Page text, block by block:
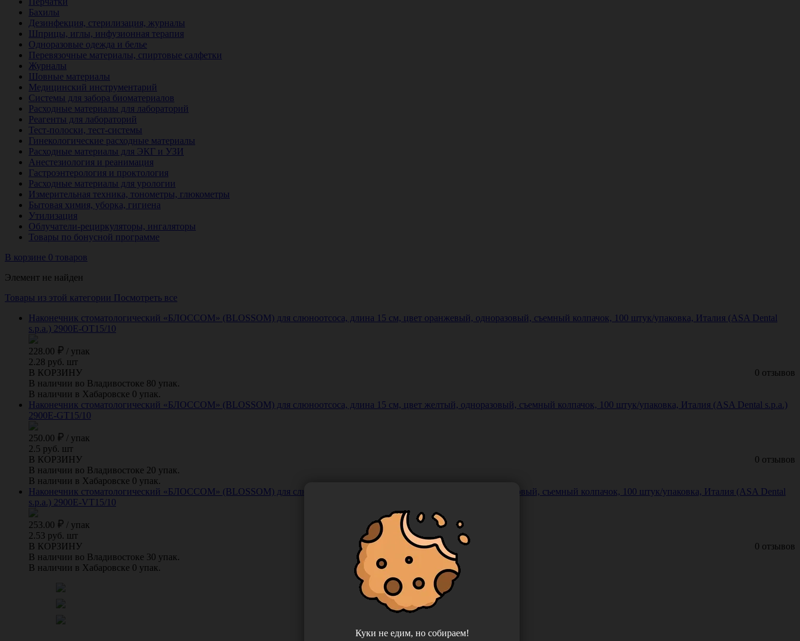
Бахилы
Дезинфекция, стерилизация, журналы
Шприцы, иглы, инфузионная терапия
Одноразовые одежда и белье
Перевязочные материалы, спиртовые салфетки
Журналы
Шовные материалы
Медицинский инструментарий
Системы для забора биоматериалов
Расходные материалы для лабораторий
Реагенты для лабораторий
Тест-полоски, тест-системы
Гинекологические расходные материалы
Расходные материалы для ЭКГ и УЗИ
Анестезиология и реанимация
Гастроэнтерология и проктология
Расходные материалы для урологии
Измерительная техника, тонометры, глюкометры
Бытовая химия, уборка, гигиена
Утилизация
Облучатели-рециркуляторы, ингаляторы
Товары по бонусной программе
В корзине 0 товаров
Элемент не найден
Товары из этой категории Посмотреть все
Наконечник стоматологический «БЛОССОМ» (BLOSSOM) для слюноотсоса, длина 15 см, цвет оранжевый, одноразовый, съемный колпачок, 100 штук/упаковка, Италия (ASA Dental
s.p.a.) 2900E-OT15/10
228.00 / упак
2.28 руб. шт
0 отзывов
В КОРЗИНУ
В наличии во Владивостоке 80 упак.
В наличии в Хабаровске 0 упак.
Наконечник стоматологический «БЛОССОМ» (BLOSSOM) для слюноотсоса, длина 15 см, цвет желтый, одноразовый, съемный колпачок, 100 штук/упаковка, Италия (ASA Dental s.p.a.)
2900E-GT15/10
250.00 / упак
2.5 руб. шт
0 отзывов
В КОРЗИНУ
В наличии во Владивостоке 20 упак.
В наличии в Хабаровске 0 упак.
Наконечник стоматологический «БЛОССОМ» (BLOSSOM) для слюноотсоса, длина 15 см, цвет ярко-зеленый, одноразовый, съемный колпачок, 100 штук/упаковка, Италия (ASA Dental
s.p.a.) 2900E-VT15/10
253.00 / упак
2.53 руб. шт
0 отзывов
В КОРЗИНУ
В наличии во Владивостоке 30 упак.
В наличии в Хабаровске 0 упак.
Куки не едим, но собираем!